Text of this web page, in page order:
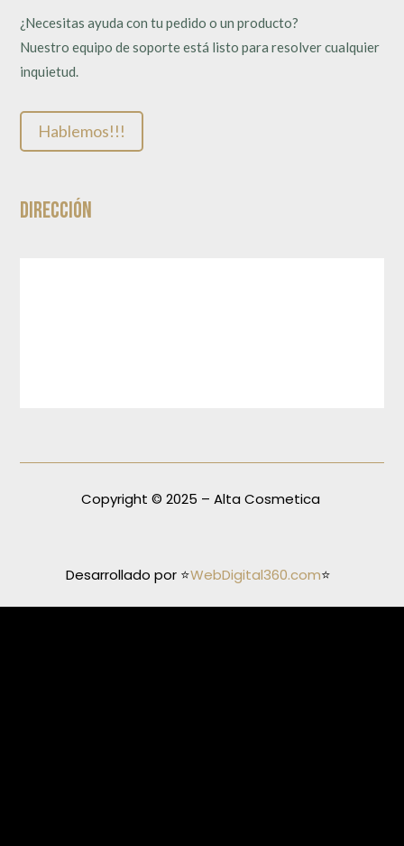
¿Necesitas ayuda con tu pedido o un producto?
Nuestro equipo de soporte está listo para resolver cualquier
inquietud.
Hablemos!!!
Dirección
Copyright © 2025 – Alta Cosmetica
Desarrollado por ⭐WebDigital360.com⭐